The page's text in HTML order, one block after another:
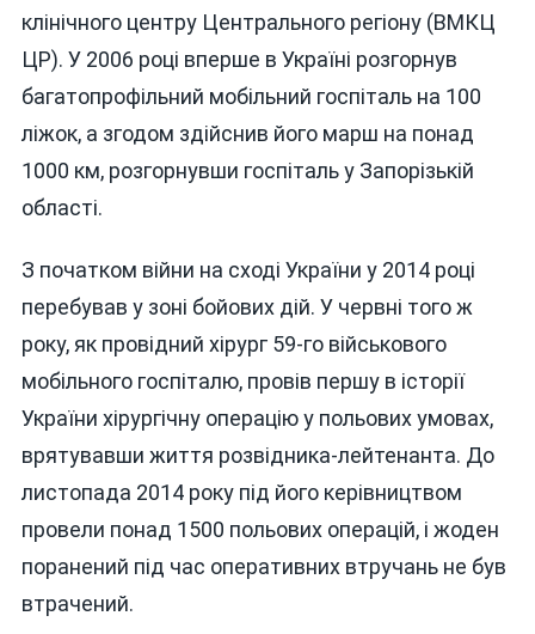
клінічного центру Центрального регіону (ВМКЦ
ЦР). У 2006 році вперше в Україні розгорнув
багатопрофільний мобільний госпіталь на 100
ліжок, а згодом здійснив його марш на понад
1000 км, розгорнувши госпіталь у Запорізькій
області.
З початком війни на сході України у 2014 році
перебував у зоні бойових дій. У червні того ж
року, як провідний хірург 59-го військового
мобільного госпіталю, провів першу в історії
України хірургічну операцію у польових умовах,
врятувавши життя розвідника-лейтенанта. До
листопада 2014 року під його керівництвом
провели понад 1500 польових операцій, і жоден
поранений під час оперативних втручань не був
втрачений.